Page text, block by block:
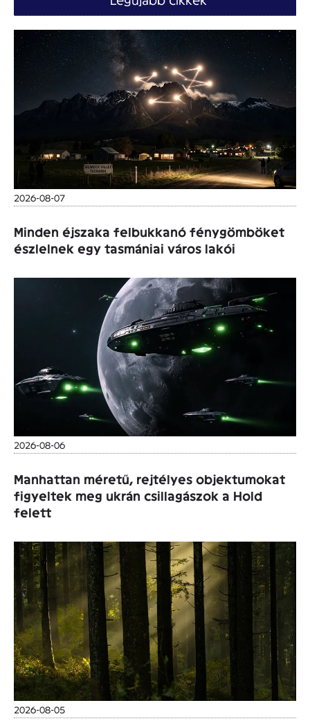
2026-08-07
Minden éjszaka felbukkanó fénygömböket
észlelnek egy tasmániai város lakói
2026-08-06
Manhattan méretű, rejtélyes objektumokat
figyeltek meg ukrán csillagászok a Hold
felett
2026-08-05